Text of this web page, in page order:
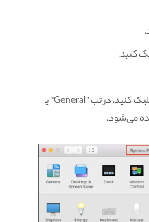
بر روی “Options & Supplies” کلیک کنید. در تب “General” یا